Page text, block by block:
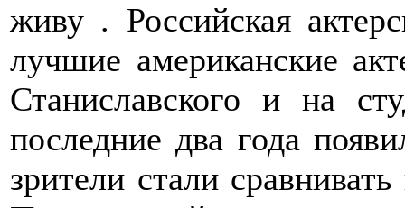
живу . Российская
лучшие американские
Станиславского и на
последние два года
зрители стали